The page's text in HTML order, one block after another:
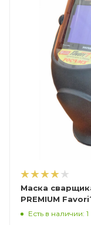
Маска
PREMIUM
Есть в наличии: 1